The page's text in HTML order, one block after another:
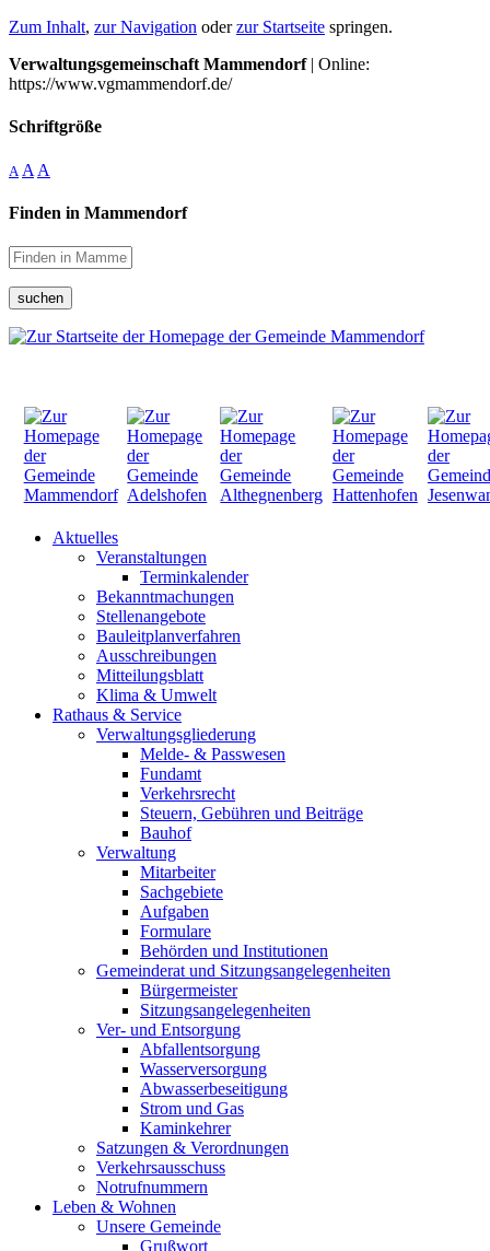
Zum Inhalt, zur Navigation oderzur Startseite springen.
Verwaltungsgemeinschaft Mammendorf| Online:
https://www.vgmammendorf.de/
Schriftgröße
A A A
Finden in Mammendorf
suchen
Aktuelles
Veranstaltungen
Terminkalender
Bekanntmachungen
Stellenangebote
Bauleitplanverfahren
Ausschreibungen
Mitteilungsblatt
Klima & Umwelt
Rathaus & Service
Verwaltungsgliederung
Melde- & Passwesen
Fundamt
Verkehrsrecht
Steuern, Gebühren und Beiträge
Bauhof
Verwaltung
Mitarbeiter
Sachgebiete
Aufgaben
Formulare
Behörden und Institutionen
Gemeinderat und Sitzungsangelegenheiten
Bürgermeister
Sitzungsangelegenheiten
Ver- und Entsorgung
Abfallentsorgung
Wasserversorgung
Abwasserbeseitigung
Strom und Gas
Kaminkehrer
Satzungen & Verordnungen
Verkehrsausschuss
Notrufnummern
Leben & Wohnen
Unsere Gemeinde
Grußwort